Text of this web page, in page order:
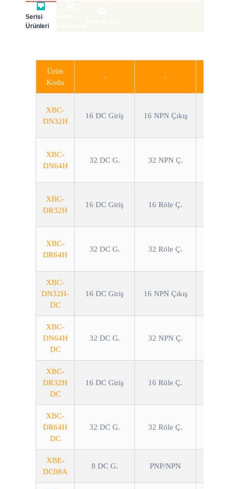
Profibus-DP, DeviceNet Adaptör Modülü (Genişleyebilir
Akıllı G/Ç)
Serisi
Ürünleri
Ürün
Kodu
- -
XBC-
DN32H
16 DC Giriş 16 NPN Çıkış
XBC-
DN64H
32 DC G. 32 NPN Ç.
XBC-
DR32H
16 DC Giriş 16 Röle Ç.
XBC-
DR64H
32 DC G. 32 Röle Ç.
XBC-
DN32H-
DC
16 DC Giriş 16 NPN Çıkış
XBC-
DN64H
DC
32 DC G. 32 NPN Ç.
XBC-
DR32H
DC
16 DC Giriş 16 Röle Ç.
XBC-
DR64H
DC
32 DC G. 32 Röle Ç.
XBE-
DC08A
8 DC G. PNP/NPN